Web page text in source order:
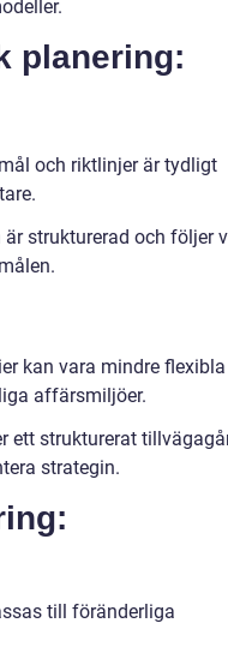
planering:
och riktlinjer är tydligt
strukturerad och följer
kan vara mindre
affärsmiljöer.
ett strukturerat
strategin.
till föränderliga